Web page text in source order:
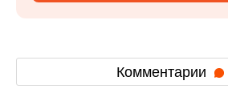
Комментарии